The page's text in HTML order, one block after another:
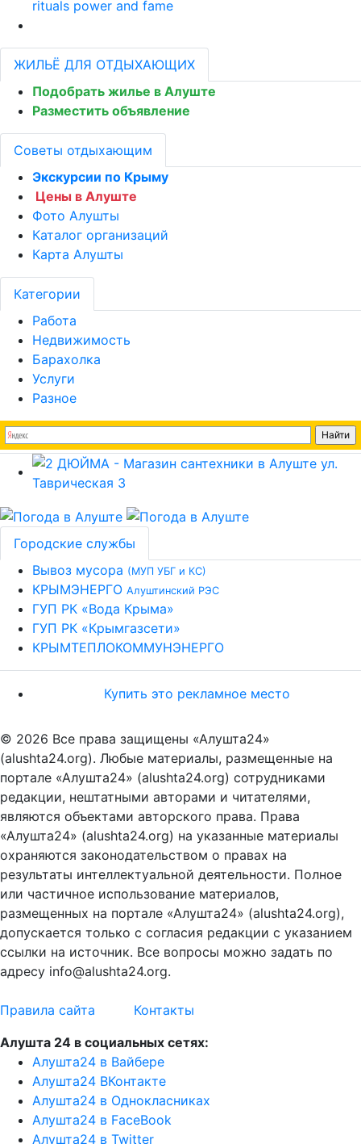
rituals power and fame
ЖИЛЬЁ ДЛЯ ОТДЫХАЮЩИХ
Подобрать жилье в Алуште
Разместить объявление
Советы отдыхающим
Экскурсии по Крыму
Цены в Алуште
Фото Алушты
Каталог организаций
Карта Алушты
Категории
Работа
Недвижимость
Барахолка
Услуги
Разное
Городские службы
Вывоз мусора (МУП УБГ и КС)
КРЫМЭНЕРГО Алуштинский РЭС
ГУП РК «Вода Крыма»
ГУП РК «Крымгазсети»
КРЫМТЕПЛОКОММУНЭНЕРГО
Купить это рекламное место
© 2026 Все права защищены «Алушта24»
(alushta24.org). Любые материалы, размещенные на
портале «Алушта24» (alushta24.org) сотрудниками
редакции, нештатными авторами и читателями,
являются объектами авторского права. Права
«Алушта24» (alushta24.org) на указанные материалы
охраняются законодательством о правах на
результаты интеллектуальной деятельности. Полное
или частичное использование материалов,
размещенных на портале «Алушта24» (alushta24.org),
допускается только с согласия редакции с указанием
ссылки на источник. Все вопросы можно задать по
адресу info@alushta24.org.
Правила сайта
Контакты
Алушта 24 в социальных сетях:
Алушта24 в Вайбере
Алушта24 ВКонтакте
Алушта24 в Однокласниках
Алушта24 в FaceBook
Алушта24 в Twitter